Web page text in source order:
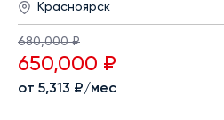
Красноярск
680,000 ₽
650,000 ₽
от 5,313 ₽/мес